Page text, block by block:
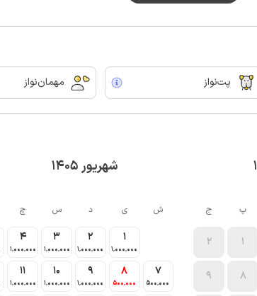
پت‌نواز مهمان‌نواز
شهریور 1405
پ ج
1
2
8
9
ش ی د س چ
1
1٬000٬000
2
1٬000٬000
3
1٬000٬000
4
1٬000٬000
7
500٬000
8
500٬000
9
1٬000٬000
10
1٬000٬000
11
1٬000٬000